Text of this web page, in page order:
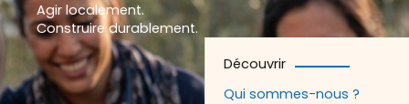
Agir localement.
Construire durablement.
Découvrir
Qui sommes-nous ?